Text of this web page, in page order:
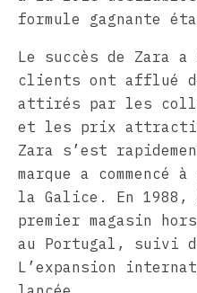
formule gagnante
Le succès de Zara
clients ont afflué
attirés par les
et les prix
Zara s’est
marque a commencé
la Galice. En 1988,
premier magasin
au Portugal, suivi
L’expansion